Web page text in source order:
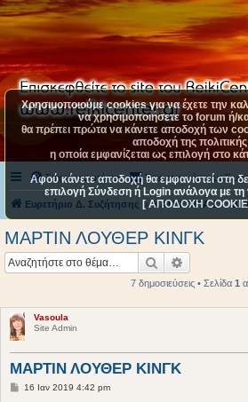
Συχνές ερωτήσεις Επικοινωνήστε μαζί μας
Ευρετήριο Δ. Συζήτησης ΚΑΤΗΓΟΡΙΑ 2
ΜΑΡΤΙΝ ΛΟΥΘΕΡ ΚΙΝΓΚ
Αναζήτηση
7 δημοσιεύσεις • Σελίδα 1
Vasoula
Site Admin
ΜΑΡΤΙΝ ΛΟΥΘΕΡ ΚΙΝΓΚ
Δ16 Ιαν 2019 4:42 pm
Χρησιμοποιούμε cookies για να έχετε την
να χρησιμοποιήσετε το forum ή/
θα πρέπει πρώτα να κάνετε αποδοχή των
αποδοχή της
η οποία εμφανίζεται ως επιλογή στο
Αφού κάνετε αποδοχή θα εμφανιστεί στη
επιλογή Σύνδεση ή Login ανάλογα με
[ ΑΠΟΔΟΧΗ